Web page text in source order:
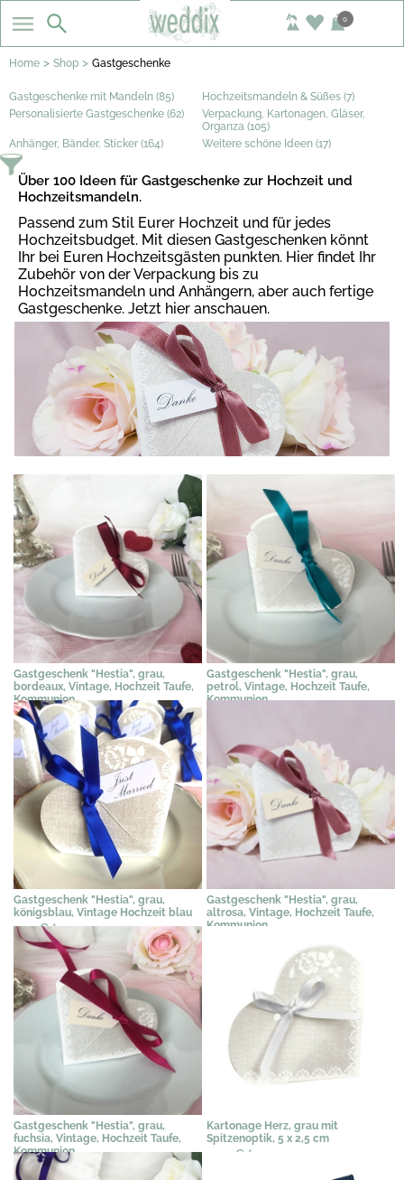
0
Home > Shop > Gastgeschenke
Gastgeschenke mit Mandeln (85)
Hochzeitsmandeln & Süßes (7)
Personalisierte Gastgeschenke (62)
Verpackung, Kartonagen, Gläser,
Organza (105)
Anhänger, Bänder, Sticker (164)
Weitere schöne Ideen (17)
Über 100 Ideen für Gastgeschenke zur Hochzeit und
Hochzeitsmandeln.
Passend zum Stil Eurer Hochzeit und für jedes
Hochzeitsbudget. Mit diesen Gastgeschenken könnt
Ihr bei Euren Hochzeitsgästen punkten. Hier findet Ihr
Zubehör von der Verpackung bis zu
Hochzeitsmandeln und Anhängern, aber auch fertige
Gastgeschenke. Jetzt hier anschauen.
Gastgeschenk "Hestia", grau,
bordeaux, Vintage, Hochzeit Taufe,
Kommunion
2,31 € *
Gastgeschenk "Hestia", grau,
petrol, Vintage, Hochzeit Taufe,
Kommunion
Gastgeschenk "Hestia", grau,
königsblau, Vintage Hochzeit blau
2,31 €*
Gastgeschenk "Hestia", grau,
altrosa, Vintage, Hochzeit Taufe,
Kommunion
Gastgeschenk "Hestia", grau,
fuchsia, Vintage, Hochzeit Taufe,
Kommunion
2,31 € *
Kartonage Herz, grau mit
Spitzenoptik, 5 x 2,5 cm
0,97 € *